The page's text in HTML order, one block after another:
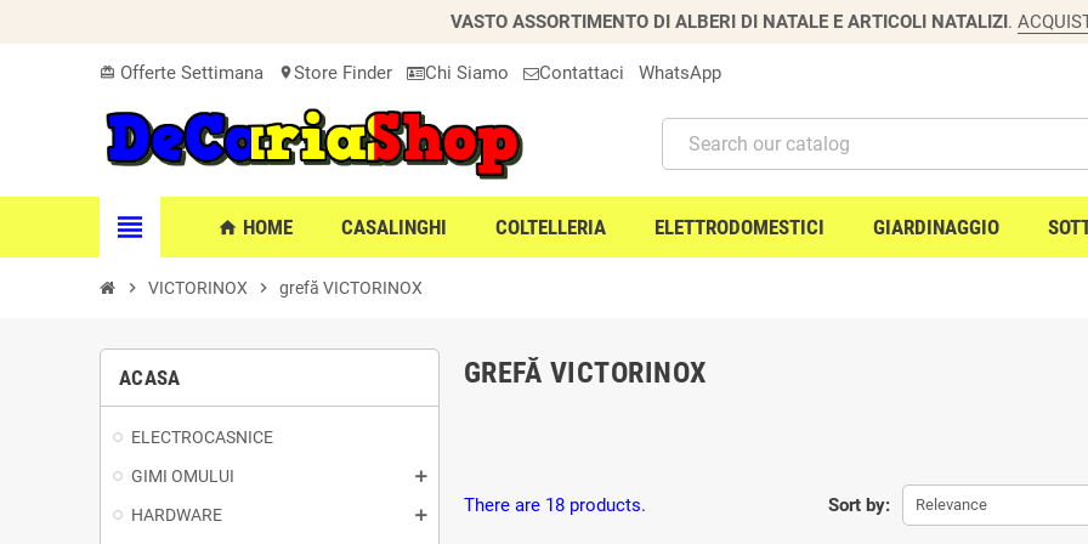
VASTO ASSORTIMENTO DI ALBERI DI NATALE E ARTICOLI NATALIZI.
card_giftcard Offerte Settimana location_onStore Finder Chi Siamo Contattaci WhatsApp
view_headline home HOME CASALINGHI COLTELLERIA ELETTRODOMESTICI GIARDINAGGIO
chevron_right VICTORINOX chevron_right grefă VICTORINOX
ACASA
ELECTROCASNICE
GIMI OMULUI
HARDWARE
GREFĂ VICTORINOX
Sort by: Relevance
There are 18 products.